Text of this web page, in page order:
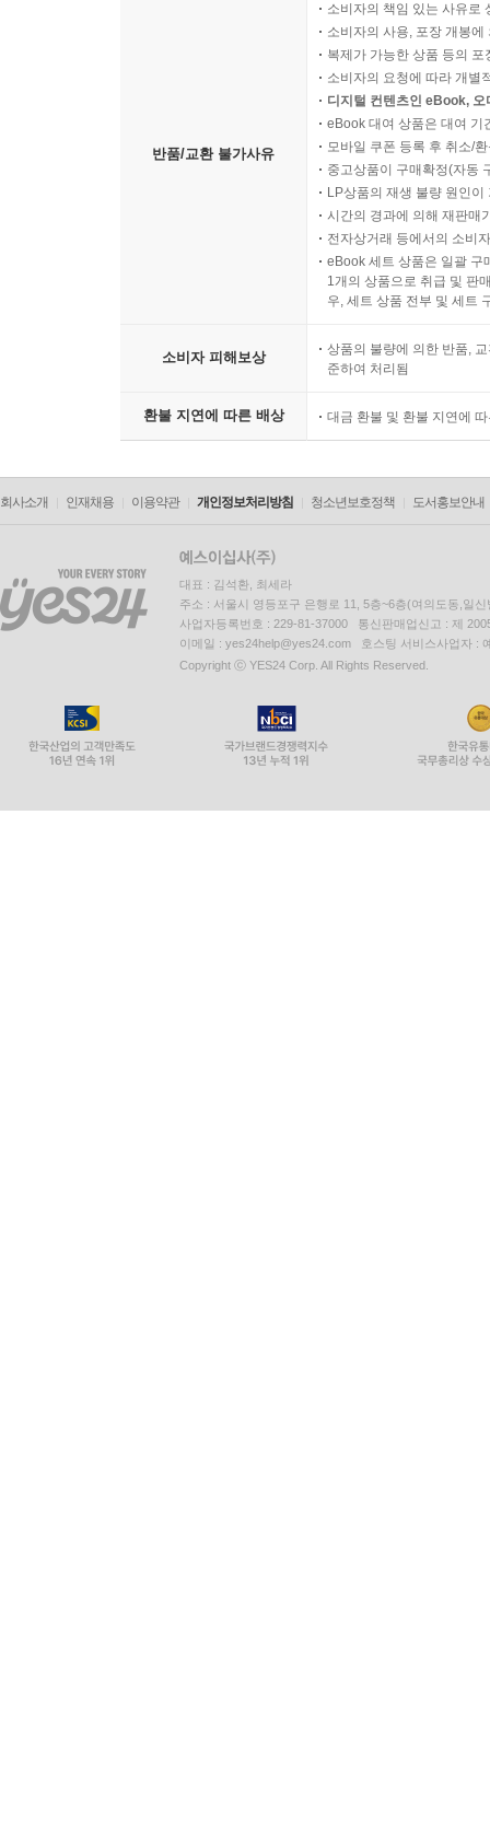
반품/교환 불가사유
소비자의 책임 있는 사유로
소비자의 사용, 포장 개봉
복제가 가능한 상품 등의
소비자의 요청에 따라 개별
디지털 컨텐츠인 eBook,
eBook 대여 상품은 대여 기
모바일 쿠폰 등록 후 취소/
중고상품이 구매확정(자동
LP상품의 재생 불량 원인
시간의 경과에 의해 재판매
전자상거래 등에서의 소비
eBook 세트 상품은 일괄 구
1개의 상품으로 취급 및 판
우, 세트 상품 전부 및 세트
소비자 피해보상
상품의 불량에 의한 반품,
준하여 처리됨
환불 지연에 따른 배상 대금 환불 및 환불 지연에
회사소개 인재채용 이용약관 개인정보처리방침 청소년보호정책 도서홍보안내
대표 : 김석환, 최세라
주소 : 서울시 영등포구 은행로 11, 5층~6층(여의도동,일신
사업자등록번호 : 229-81-37000 통신판매업신고 : 제
이메일 : yes24help@yes24.com 호스팅 서비스사업자 :
Copyright ⓒ YES24 Corp. All Rights Reserved.